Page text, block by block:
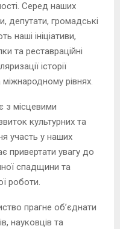
Серед наших
депутати, громадські
наші ініціативи,
та реставраційні
історії
рівнях.
з місцевими
культурних та
участь у наших
привертати увагу до
спадщини та
роботи.
прагне об’єднати
науковців та